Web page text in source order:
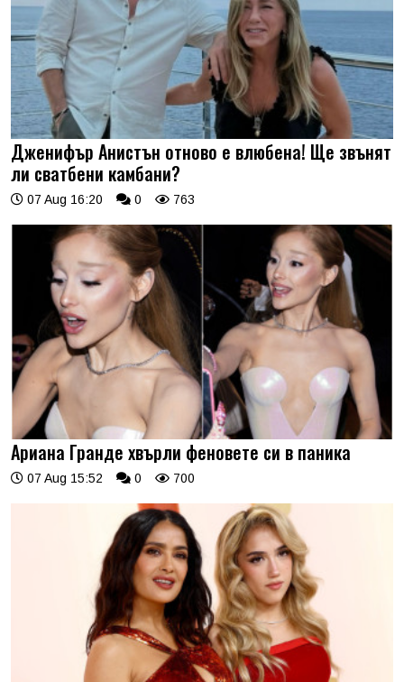
Дженифър Анистън отново е влюбена! Ще звънят
ли сватбени камбани?
07 Aug 16:20 0 763
Ариана Гранде хвърли феновете си в паника
07 Aug 15:52 0 700